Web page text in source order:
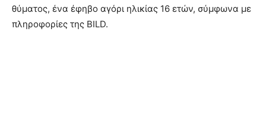
θύματος, ένα έφηβο αγόρι ηλικίας 16 ετών, σύμφωνα με
πληροφορίες της BILD.